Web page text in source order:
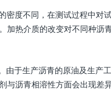
密度不同，在测试过程中对
加热介质的改变对不同种沥
由于生产沥青的原油及生产
与沥青相溶性方面会出现差